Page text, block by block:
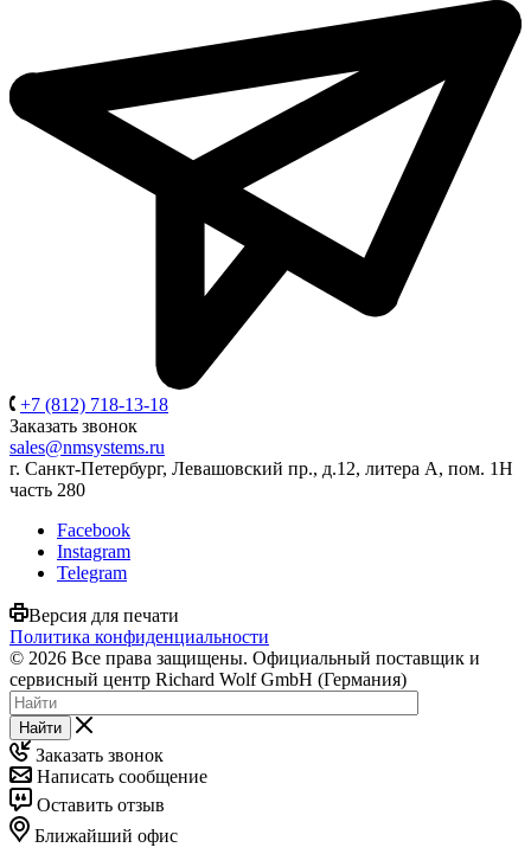
+7 (812) 718-13-18
Заказать звонок
sales@nmsystems.ru
г. Санкт-Петербург, Левашовский пр., д.12, литера А, пом. 1Н
часть 280
Facebook
Instagram
Telegram
Версия для печати
Политика конфиденциальности
© 2026 Все права защищены. Официальный поставщик и
сервисный центр Richard Wolf GmbH (Германия)
Найти
Заказать звонок
Написать сообщение
Оставить отзыв
Ближайший офис